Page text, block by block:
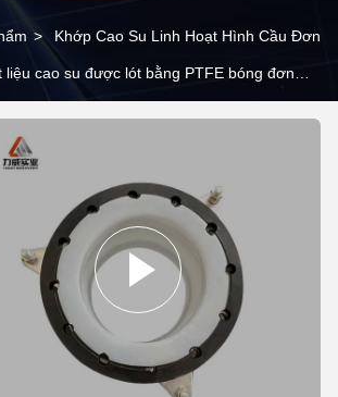
> Khớp Cao Su Linh Hoạt Hình Cầu Đơn
liệu cao su được lót bằng PTFE bóng đơn